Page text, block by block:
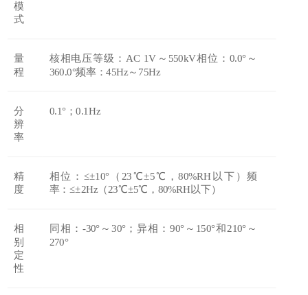
模
式
量
程
核相电压等级：AC 1V～550kV相位：0.0°～
360.0°频率：45Hz～75Hz
分
辨
率
0.1°；0.1Hz
精
度
相位： ≤±10°（23℃±5℃，80%RH以下）频
率：≤±2Hz（23℃±5℃，80%RH以下）
相
别
定
性
同相：-30°～30°；异相：90°～150°和210°～
270°